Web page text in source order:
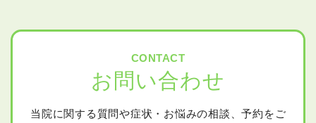
CONTACT
お問い合わせ
当院に関する質問や症状・お悩みの相談、予約をご